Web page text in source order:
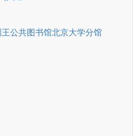
公共图书馆北京大学分馆